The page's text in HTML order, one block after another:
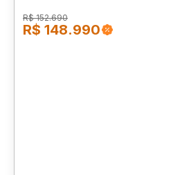
R$ 152.690
R$ 148.990